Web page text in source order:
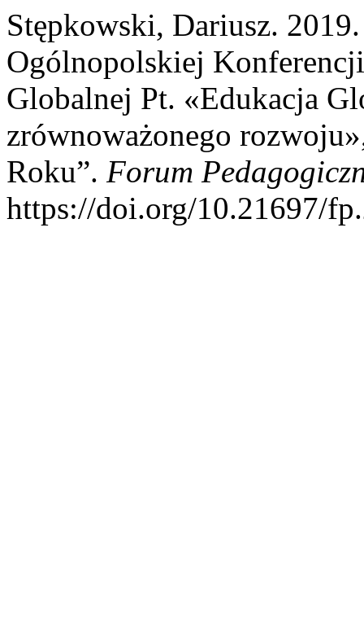
Stępkowski, Dariusz.
Ogólnopolskiej
Globalnej Pt. «Edukacja
zrównoważonego
Roku”. Forum
https://doi.org/10.21697/